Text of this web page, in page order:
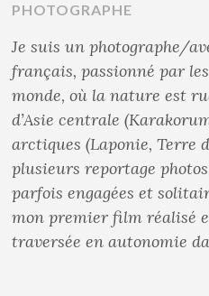
PHOTOGRAPHE
Je suis un photographe/
français, passionné par
monde, où la nature est
d’Asie centrale
arctiques (Laponie, Terre
plusieurs reportage
parfois engagées et
mon premier film réalisé
traversée en autonomie